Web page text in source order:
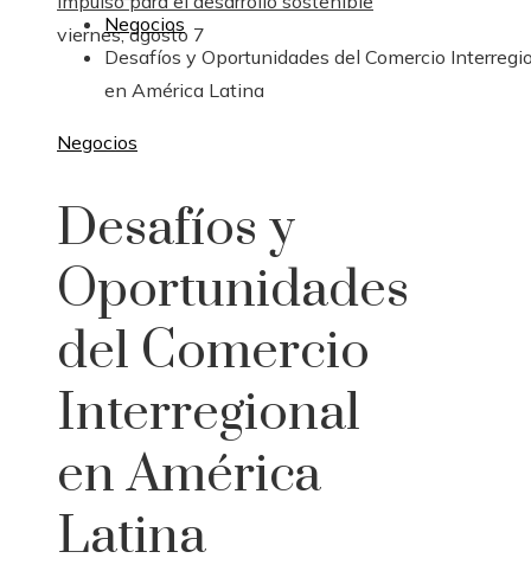
viernes, agosto 7
Negocios
Desafíos y Oportunidades del Comercio
en América Latina
Negocios
Desafíos y
Oportunidades
del Comercio
Interregional
en América
Latina